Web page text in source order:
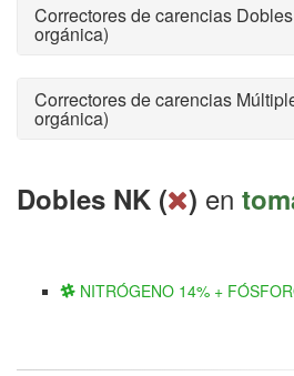
Correctores de carencias
orgánica)
Correctores de carencias
orgánica)
Dobles NK ( ) en
NITRÓGENO 14% +